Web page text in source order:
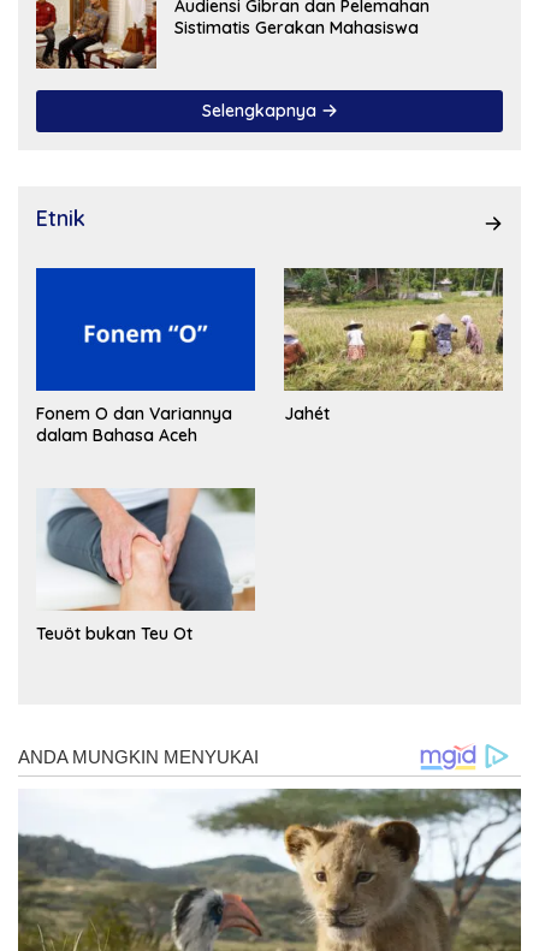
Audiensi Gibran dan Pelemahan
Sistimatis Gerakan Mahasiswa
Selengkapnya
Etnik
Fonem O dan Variannya
dalam Bahasa Aceh
Jahét
Teuöt bukan Teu Ot